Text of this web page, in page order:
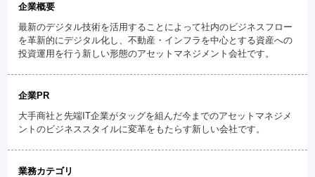
企業概要
最新のデジタル技術を活用することによって社内のビジネスフロー
を革新的にデジタル化し、不動産・インフラを中心とする資産への
投資運用を行う新しい形態のアセットマネジメント会社です。
企業PR
大手商社と先端IT企業がタッグを組んだ今までのアセットマネジメ
ントのビジネススタイルに変革をもたらす新しい会社です。
業務カテゴリ